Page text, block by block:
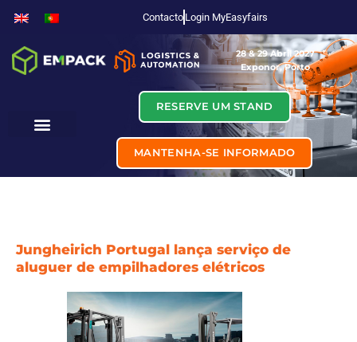
Contacto Login MyEasyfairs
28 & 29 Abril 2027
Exponor, Porto
RESERVE UM STAND
MANTENHA-SE INFORMADO
Jungheirich Portugal lança serviço de
aluguer de empilhadores elétricos